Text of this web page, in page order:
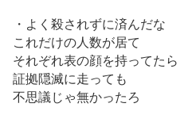
・よく殺されずに済んだな
これだけの人数が居て
それぞれ表の顔を持ってたら
証拠隠滅に走っても
不思議じゃ無かったろ